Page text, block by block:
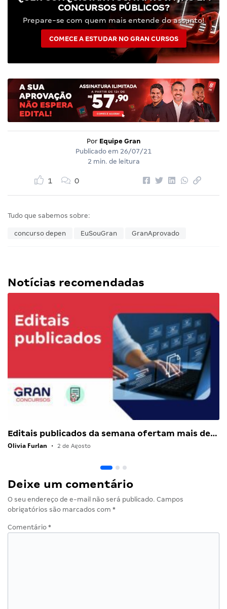
CONCURSOS PÚBLICOS?
Prepare-se com quem mais entende do assunto!
COMECE A ESTUDAR NO GRAN CURSOS
Por Equipe Gran
Publicado em 26/07/21
2 min. de leitura
1 0
Tudo que sabemos sobre:
concurso depen EuSouGran GranAprovado
Notícias recomendadas
Editais publicados da semana ofertam mais de…
Olivia Furlan • 2 de Agosto
Deixe um comentário
O seu endereço de e-mail não será publicado. Campos
obrigatórios são marcados com *
Comentário *